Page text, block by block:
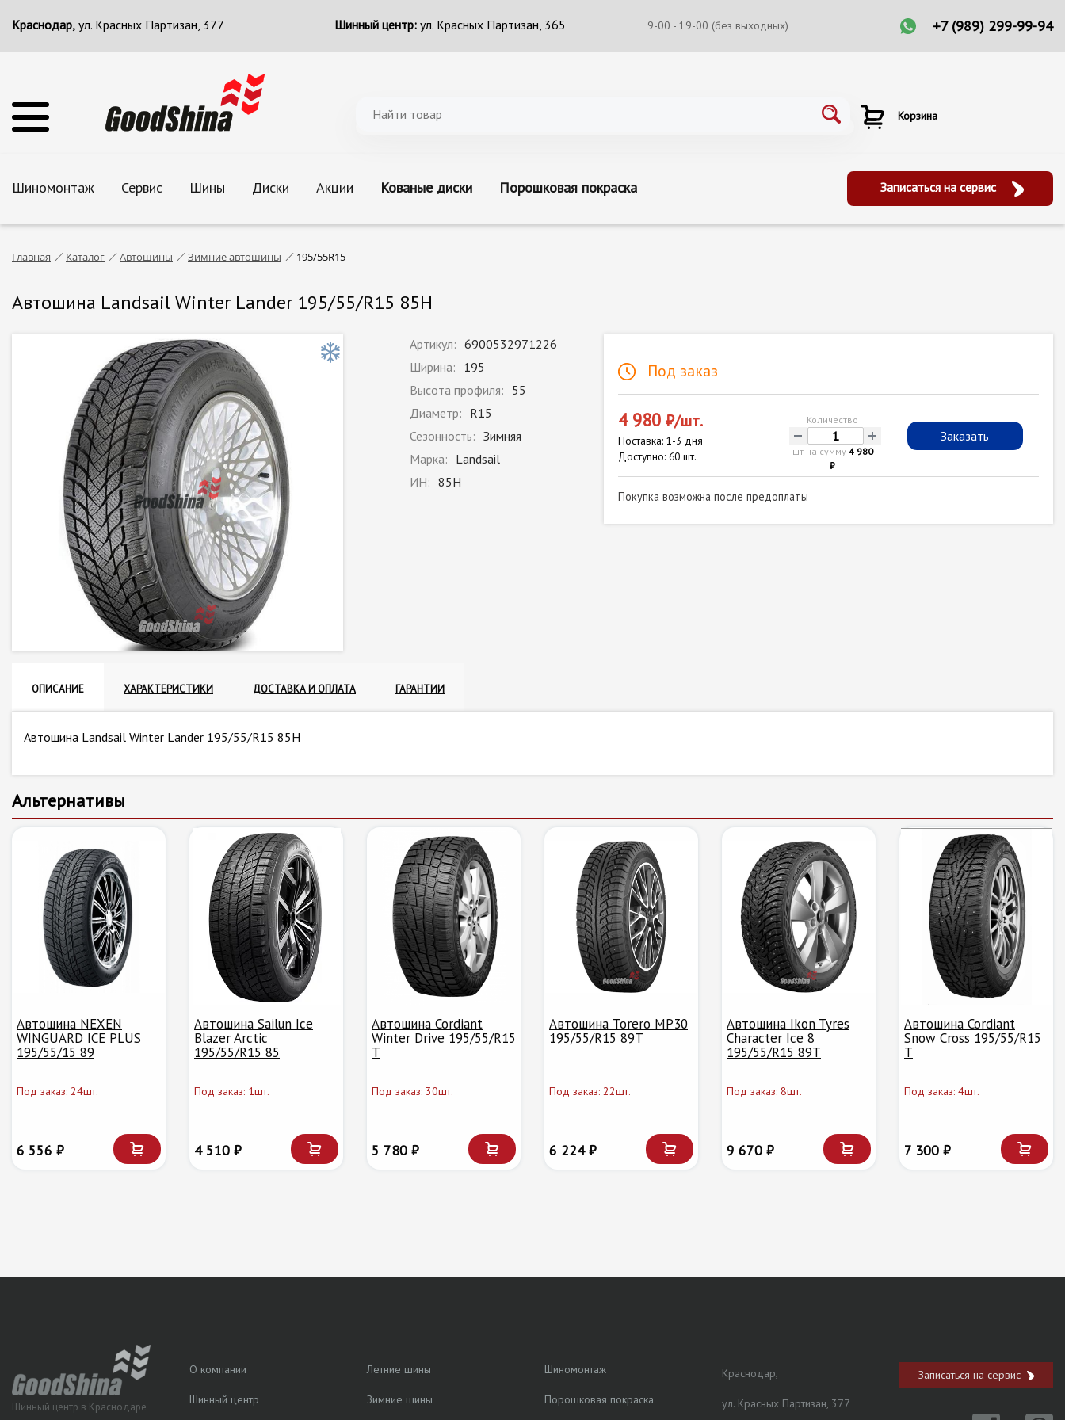
Краснодар, ул. Красных Партизан, 377 Шинный центр:ул. Красных Партизан, 365 9-00 - 19-00 (без выходных) +7 (989) 299-99-94
Корзина
Шиномонтаж Сервис Шины Диски Акции Кованые диски Порошковая покраска Записаться на сервис
Главная Каталог Автошины Зимние автошины 195/55R15
Автошина Landsail Winter Lander 195/55/R15 85H
Артикул: 6900532971226
Ширина: 195
Высота профиля: 55
Диаметр: R15
Сезонность: Зимняя
Марка: Landsail
ИН: 85H
Под заказ
4 980 ₽/шт.
Поставка: 1-3 дня
Доступно: 60 шт.
Количество
- +
шт на сумму 4 980
₽
Заказать
Покупка возможна после предоплаты
ОПИСАНИЕ ХАРАКТЕРИСТИКИ ДОСТАВКА И ОПЛАТА ГАРАНТИИ
Автошина Landsail Winter Lander 195/55/R15 85H
Альтернативы
Автошина NEXEN
WINGUARD ICE PLUS
195/55/15 89
Под заказ: 24шт.
6 556 ₽
Автошина Sailun Ice
Blazer Arctic
195/55/R15 85
Под заказ: 1шт.
4 510 ₽
Автошина Cordiant
Winter Drive 195/55/R15
T
Под заказ: 30шт.
5 780 ₽
Автошина Torero MP30
195/55/R15 89T
Под заказ: 22шт.
6 224 ₽
Автошина Ikon Tyres
Character Ice 8
195/55/R15 89T
Под заказ: 8шт.
9 670 ₽
Автошина Cordiant
Snow Cross 195/55/R15
T
Под заказ: 4шт.
7 300 ₽
Шинный центр в Краснодаре
О компании
Шинный центр
Летние шины
Зимние шины
Шиномонтаж
Порошковая покраска
Краснодар,
ул. Красных Партизан, 377
Записаться на сервис